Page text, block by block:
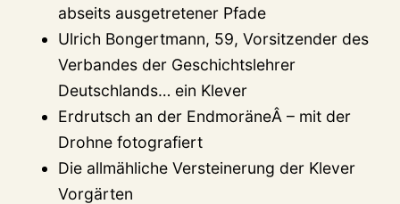
abseits ausgetretener Pfade
Ulrich Bongertmann, 59, Vorsitzender des
Verbandes der Geschichtslehrer
Deutschlands… ein Klever
Erdrutsch an der EndmoräneÂ – mit der
Drohne fotografiert
Die allmähliche Versteinerung der Klever
Vorgärten